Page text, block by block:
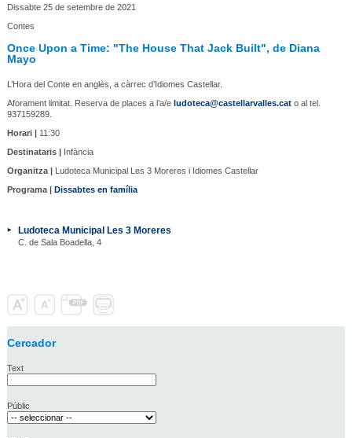
Dissabte 25 de setembre de 2021
Contes
Once Upon a Time: "The House That Jack Built", de Diana
Mayo
L’Hora del Conte en anglès, a càrrec d’Idiomes Castellar.
Aforament limitat. Reserva de places a l’a/e ludoteca@castellarvalles.cato al tel.
937159289.
Horari |11:30
Destinataris |Infància
Organitza |Ludoteca Municipal Les 3 Moreres i Idiomes Castellar
Programa | Dissabtes en família
Ludoteca Municipal Les 3 Moreres
C. de Sala Boadella, 4
Cercador
Text
Públic